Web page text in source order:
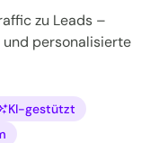
zu Leads –
personalisierte
KI-gestützt